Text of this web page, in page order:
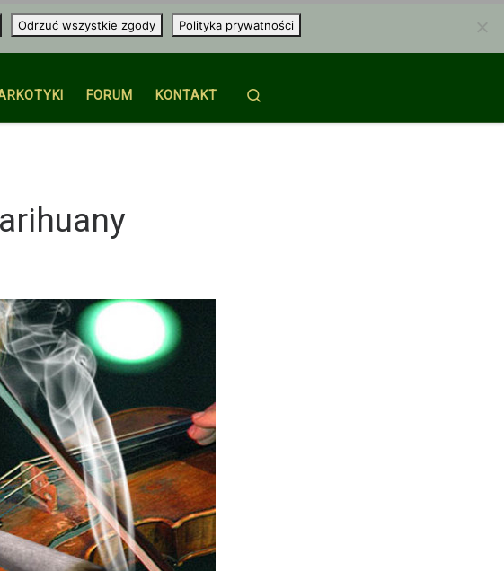
FORUM KONTAKT
Odrzuć wszystkie zgody Polityka prywatności